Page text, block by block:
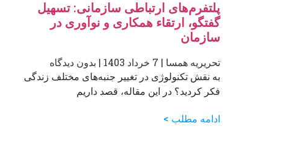
پلتفرم‌های ارتباطی سازمانی: تسهیل
گفتگو، ارتقاء همکاری و نوآوری در
سازمان‌
تحریریه همسا بدون دیدگاه
به نقش تکنولوژی در تغییر جنبه‌های مختلف زندگی
فکر کردید؟ در این مقاله، قصد داریم
ادامه مطلب >